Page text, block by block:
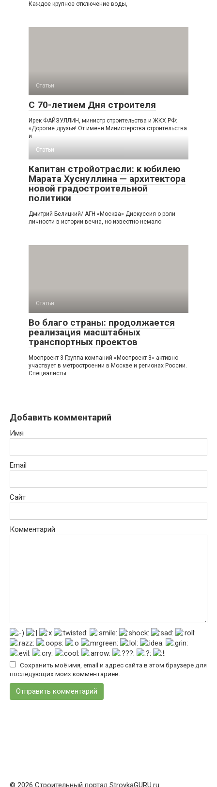
Каждое крупное отключение воды,
Статьи
С 70-летием Дня строителя
Ирек ФАЙЗУЛЛИН, министр строительства и ЖКХ РФ:
«Дорогие друзья! От имени Министерства строительства
и
Статьи
Капитан стройотрасли: к юбилею
Марата Хуснуллина — архитектора
новой градостроительной
политики
Дмитрий Белицкий/ АГН «Москва» Дискуссия о роли
личности в истории вечна, но известно немало
Статьи
Во благо страны: продолжается
реализация масштабных
транспортных проектов
Моспроект-3 Группа компаний «Моспроект-3» активно
участвует в метростроении в Москве и регионах России.
Специалисты
Добавить комментарий
Имя
Email
Сайт
Комментарий
Сохранить моё имя, email и адрес сайта в этом браузере для
последующих моих комментариев.
© 2026 Строительный портал StroykaGURU.ru